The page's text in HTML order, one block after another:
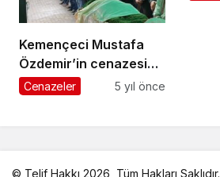
Kemençeci Mustafa
Özdemir’in cenazesi
toprağa verildi
Cenazeler 5 yıl önce
© Telif Hakkı 2026, Tüm Hakları Saklıdır.